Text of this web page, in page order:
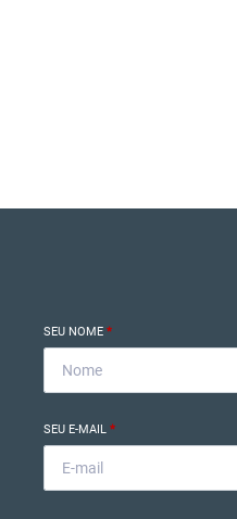
SEU NOME *
SEU E-MAIL *